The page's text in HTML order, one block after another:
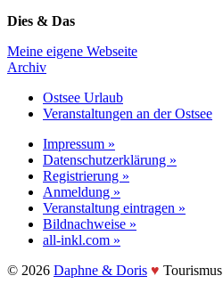
Dies & Das
Meine eigene Webseite
Archiv
Ostsee Urlaub
Veranstaltungen an der Ostsee
Impressum »
Datenschutzerklärung »
Registrierung »
Anmeldung »
Veranstaltung eintragen »
Bildnachweise »
all-inkl.com »
©️ 2026 Daphne & Doris ♥️ Tourismus